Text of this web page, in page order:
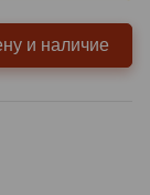
и наличие